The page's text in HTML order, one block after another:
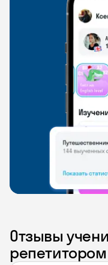
Отзывы
репетитором